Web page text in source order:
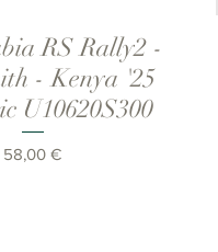
rápida
RS Rally2 -
- Kenya '25
U10620S300
Precio
58,00 €